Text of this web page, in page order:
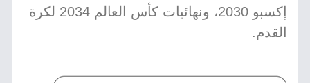
إكسبو 2030، ونهائيات كأس العالم 2034 لكرة
القدم.